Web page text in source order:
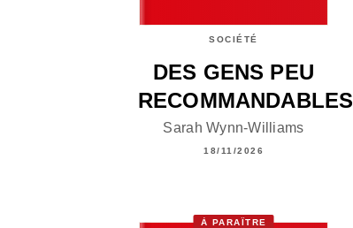
SOCIÉTÉ
DES GENS PEU
RECOMMANDABLES
Sarah Wynn-Williams
18/11/2026
À PARAÎTRE